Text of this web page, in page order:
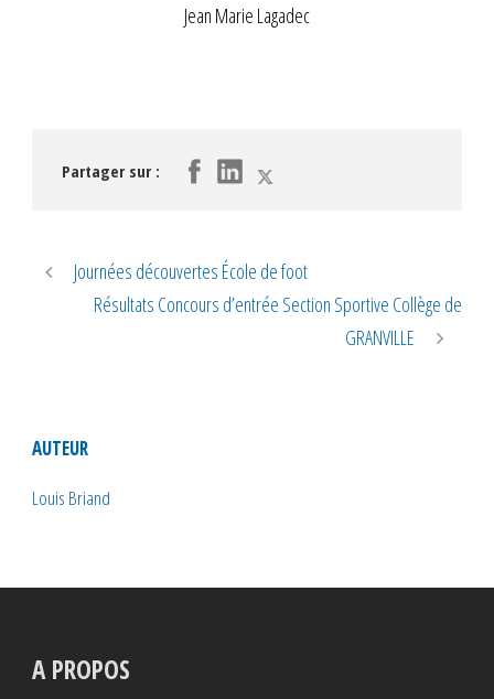
Jean Marie Lagadec
Partager sur :
Journées découvertes École de foot
Résultats Concours d’entrée Section Sportive Collège de
GRANVILLE
AUTEUR
Louis Briand
A PROPOS